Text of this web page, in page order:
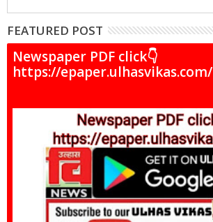
FEATURED POST
Newspaper PDF click👇
https://epaper.ulhasvikas.com/